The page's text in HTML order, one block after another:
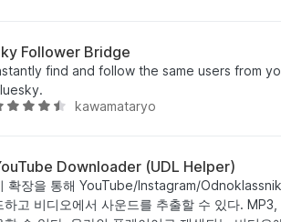
Follower Bridge
find and follow the same users from
kawamataryo
Downloader (UDL Helper)
확장을 통해 YouTube/Instagram/
하고 비디오에서 사운드를 추출할 수 있다.